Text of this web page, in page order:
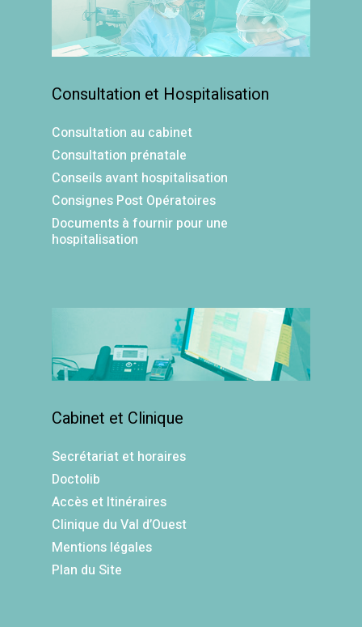
Consultation et Hospitalisation
Consultation au cabinet
Consultation prénatale
Conseils avant hospitalisation
Consignes Post Opératoires
Documents à fournir pour une
hospitalisation
Cabinet et Clinique
Secrétariat et horaires
Doctolib
Accès et Itinéraires
Clinique du Val d’Ouest
Mentions légales
Plan du Site